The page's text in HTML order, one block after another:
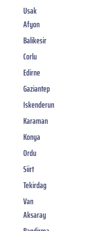
Usak
Afyon
Balikesir
Corlu
Edirne
Gaziantep
Iskenderun
Karaman
Konya
Ordu
Siirt
Tekirdag
Van
Aksaray